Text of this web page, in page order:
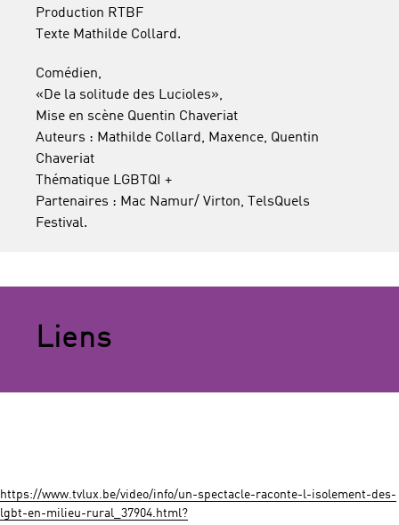
Production RTBF
Texte Mathilde Collard.
Comédien,
«De la solitude des Lucioles»,
Mise en scène Quentin Chaveriat
Auteurs : Mathilde Collard, Maxence, Quentin
Chaveriat
Thématique LGBTQI +
Partenaires : Mac Namur/ Virton, TelsQuels
Festival.
Liens
https://www.tvlux.be/video/info/un-spectacle-raconte-l-isolement-des-
lgbt-en-milieu-rural_37904.html?